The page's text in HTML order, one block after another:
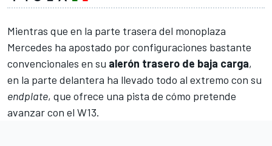
Mientras que en la parte trasera del monoplaza
Mercedes ha apostado por configuraciones bastante
convencionales en su alerón trasero de baja carga,
en la parte delantera ha llevado todo al extremo con su
endplate, que ofrece una pista de cómo pretende
avanzar con el W13.